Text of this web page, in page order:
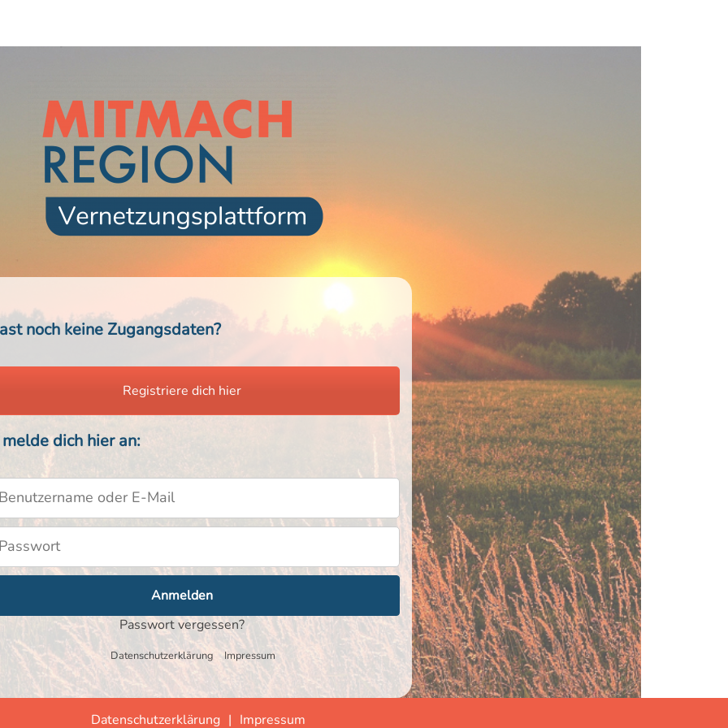
noch keine Zugangsdaten?
Registriere dich hier
dich hier an:
Passwort vergessen?
Datenschutzerklärung Impressum
Datenschutzerklärung Impressum